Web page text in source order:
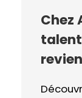
Chez